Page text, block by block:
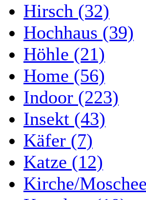
Hirsch (32)
Hochhaus (39)
Höhle (21)
Home (56)
Indoor (223)
Insekt (43)
Käfer (7)
Katze (12)
Kirche/